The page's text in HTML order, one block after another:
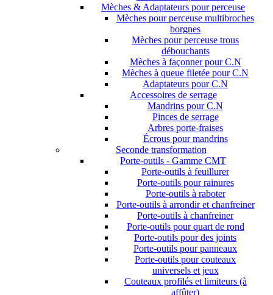
Mèches & Adaptateurs pour perceuse
Mèches pour perceuse multibroches
borgnes
Mèches pour perceuse trous
débouchants
Mèches à façonner pour C.N
Mèches à queue filetée pour C.N
Adaptateurs pour C.N
Accessoires de serrage
Mandrins pour C.N
Pinces de serrage
Arbres porte-fraises
Écrous pour mandrins
Seconde transformation
Porte-outils - Gamme CMT
Porte-outils à feuillurer
Porte-outils pour rainures
Porte-outils à raboter
Porte-outils à arrondir et chanfreiner
Porte-outils à chanfreiner
Porte-outils pour quart de rond
Porte-outils pour des joints
Porte-outils pour panneaux
Porte-outils pour couteaux
universels et jeux
Couteaux profilés et limiteurs (à
affûter)